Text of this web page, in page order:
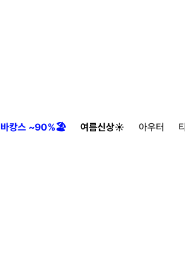
바캉스 ~90%🏖️ 여름신상☀️ 아우터